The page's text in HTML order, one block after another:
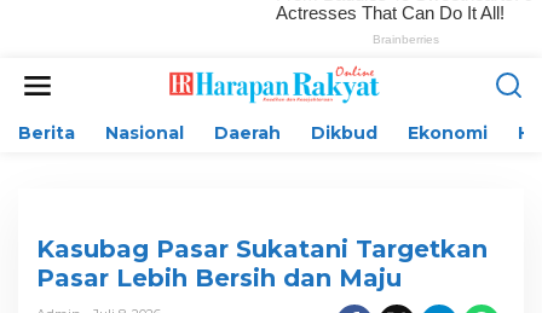
Berita Nasional Daerah Dikbud Ekonomi
Kasubag Pasar Sukatani Targetkan
Pasar Lebih Bersih dan Maju